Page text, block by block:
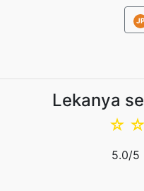
JP
Lekanya
☆
☆
5.0/5